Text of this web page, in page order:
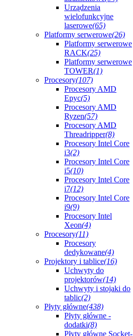
Urządzenia
wielofunkcyjne
laserowe(65)
Platformy serwerowe(26)
Platformy serwerowe
RACK(25)
Platformy serwerowe
TOWER(1)
Procesory(107)
Procesory AMD
Epyc(5)
Procesory AMD
Ryzen(57)
Procesory AMD
Threadripper(8)
Procesory Intel Core
i3(2)
Procesory Intel Core
i5(10)
Procesory Intel Core
i7(12)
Procesory Intel Core
i9(9)
Procesory Intel
Xeon(4)
Procesory(11)
Procesory
dedykowane(4)
Projektory i tablice(16)
Uchwyty do
projektorów(14)
Uchwyty i stojaki do
tablic(2)
Płyty główne(438)
Płyty główne -
dodatki(8)
Płyty główne Socket-